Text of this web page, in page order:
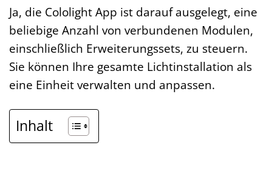
Ja, die Cololight App ist darauf ausgelegt, eine
beliebige Anzahl von verbundenen Modulen,
einschließlich Erweiterungssets, zu steuern.
Sie können Ihre gesamte Lichtinstallation als
eine Einheit verwalten und anpassen.
Inhalt